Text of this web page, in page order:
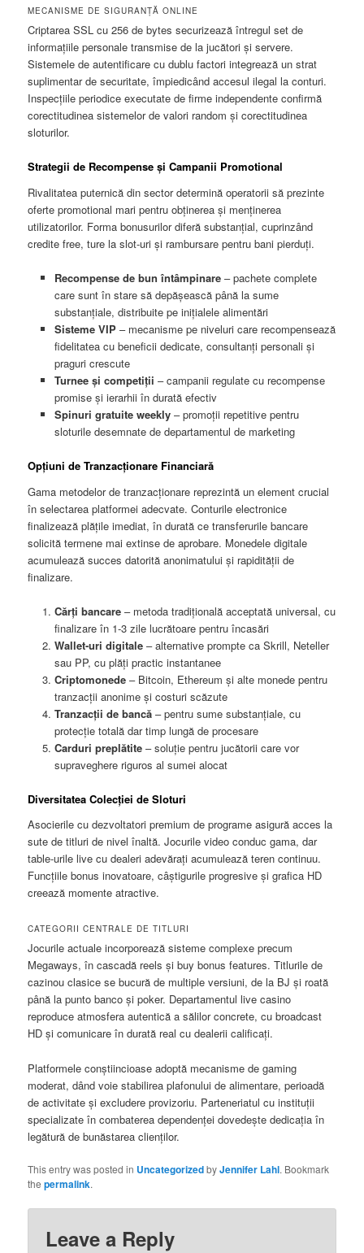
MECANISME DE SIGURANȚĂ ONLINE
Criptarea SSL cu 256 de bytes securizează întregul set de
informațiile personale transmise de la jucători și servere.
Sistemele de autentificare cu dublu factori integrează un strat
suplimentar de securitate, împiedicând accesul ilegal la conturi.
Inspecțiile periodice executate de firme independente confirmă
corectitudinea sistemelor de valori random și corectitudinea
sloturilor.
Strategii de Recompense și Campanii Promotional
Rivalitatea puternică din sector determină operatorii să prezinte
oferte promotional mari pentru obținerea și menținerea
utilizatorilor. Forma bonusurilor diferă substanțial, cuprinzând
credite free, ture la slot-uri și rambursare pentru bani pierduți.
Recompense de bun întâmpinare– pachete complete
care sunt în stare să depășească până la sume
substanțiale, distribuite pe inițialele alimentări
Sisteme VIP– mecanisme pe niveluri care recompensează
fidelitatea cu beneficii dedicate, consultanți personali și
praguri crescute
Turnee și competiții – campanii regulate cu recompense
promise și ierarhii în durată efectiv
Spinuri gratuite weekly– promoții repetitive pentru
sloturile desemnate de departamentul de marketing
Opțiuni de Tranzacționare Financiară
Gama metodelor de tranzacționare reprezintă un element crucial
în selectarea platformei adecvate. Conturile electronice
finalizează plățile imediat, în durată ce transferurile bancare
solicită termene mai extinse de aprobare. Monedele digitale
acumulează succes datorită anonimatului și rapidității de
finalizare.
Cărți bancare– metoda tradițională acceptată universal, cu
finalizare în 1-3 zile lucrătoare pentru încasări
Wallet-uri digitale– alternative prompte ca Skrill, Neteller
sau PP, cu plăți practic instantanee
Criptomonede– Bitcoin, Ethereum și alte monede pentru
tranzacții anonime și costuri scăzute
Tranzacții de bancă– pentru sume substanțiale, cu
protecție totală dar timp lungă de procesare
Carduri preplătite– soluție pentru jucătorii care vor
supraveghere riguros al sumei alocat
Diversitatea Colecției de Sloturi
Asocierile cu dezvoltatori premium de programe asigură acces la
sute de titluri de nivel înaltă. Jocurile video conduc gama, dar
table-urile live cu dealeri adevărați acumulează teren continuu.
Funcțiile bonus inovatoare, câștigurile progresive și grafica HD
creează momente atractive.
CATEGORII CENTRALE DE TITLURI
Jocurile actuale incorporează sisteme complexe precum
Megaways, în cascadă reels și buy bonus features. Titlurile de
cazinou clasice se bucură de multiple versiuni, de la BJ și roată
până la punto banco și poker. Departamentul live casino
reproduce atmosfera autentică a sălilor concrete, cu broadcast
HD și comunicare în durată real cu dealerii calificați.
Platformele conștiincioase adoptă mecanisme de gaming
moderat, dând voie stabilirea plafonului de alimentare, perioadă
de activitate și excludere provizoriu. Parteneriatul cu instituții
specializate în combaterea dependenței dovedește dedicația în
legătură de bunăstarea clienților.
This entry was posted in UncategorizedbyJennifer Lahl. Bookmark
thepermalink.
Leave a Reply